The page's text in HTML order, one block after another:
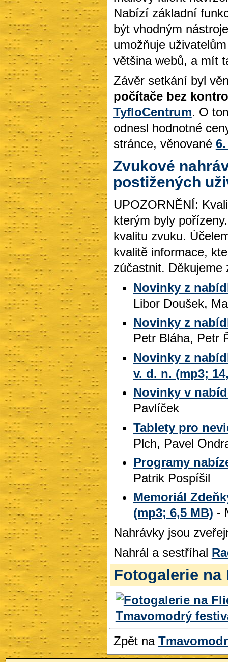
Nabízí základní
být vhodným
umožňuje
většina webů, a mít
Závěr setkání byl
počítače bez
TyfloCentrum. O
odnesl hodnotné
stránce, věnované
Zvukové
postižených
UPOZORNĚNÍ:
kterým byly
kvalitu zvuku.
kvalitě informace,
zúčastnit. Děkujeme
Novinky z
Libor Doušek,
Novinky z
Petr Bláha, Petr
Novinky z
v. d. n. (mp3;
Novinky v
Pavlíček
Tablety pro
Plch, Pavel
Programy
Patrik Pospíšil
Memoriál
(mp3; 6,5 MB) -
Nahrávky jsou
Nahrál a sestříhal
Fotogalerie na
Zpět na